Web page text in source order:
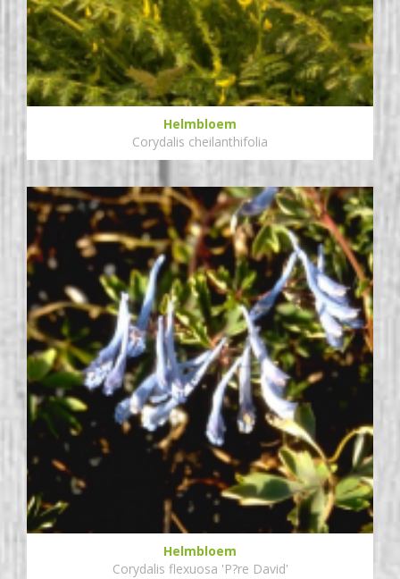
Helmbloem
Corydalis cheilanthifolia
Helmbloem
Corydalis flexuosa 'P?re David'